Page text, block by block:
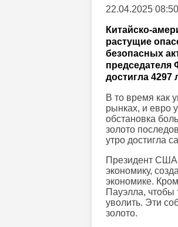
22.04.2025 08:50
Китайско-
растущие
безопасных
председателя
достигла 4297
В то время как
рынках, и евро
обстановка
золото
утро достигла
Президент США
экономику,
экономике.
Пауэлла, чтобы
уволить. Эти
золото.